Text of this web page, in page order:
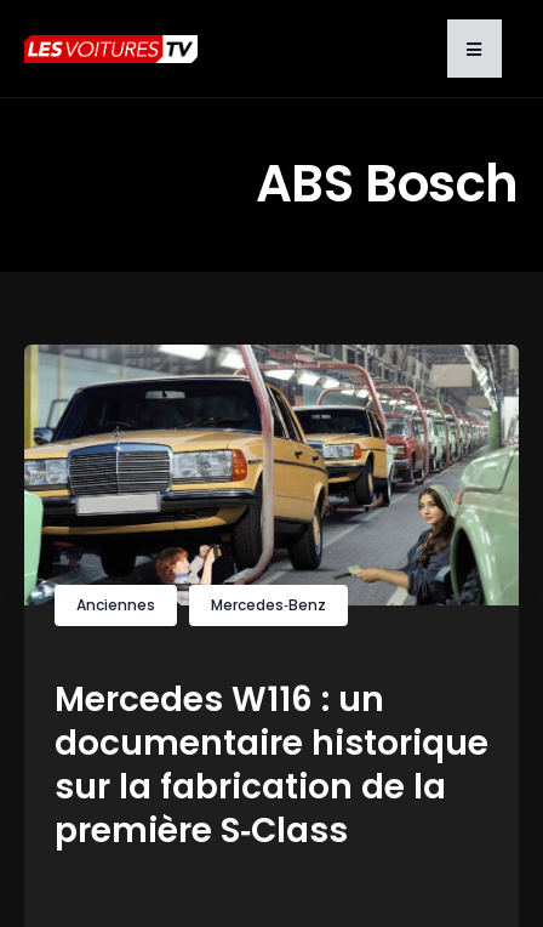
ABS Bosch
Anciennes Mercedes‑Benz
Mercedes W116 : un
documentaire historique
sur la fabrication de la
première S‑Class